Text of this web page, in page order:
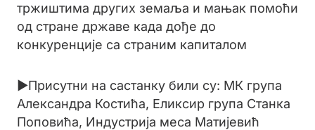
тржиштима других земаља и мањак помоћи
од стране државе када дође до
конкуренције са страним капиталом
►Присутни на састанку били су: МК група
Александра Костића, Еликсир група Станка
Поповића, Индустрија меса Матијевић